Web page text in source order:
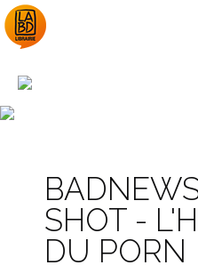
SHOT -
DU PORN